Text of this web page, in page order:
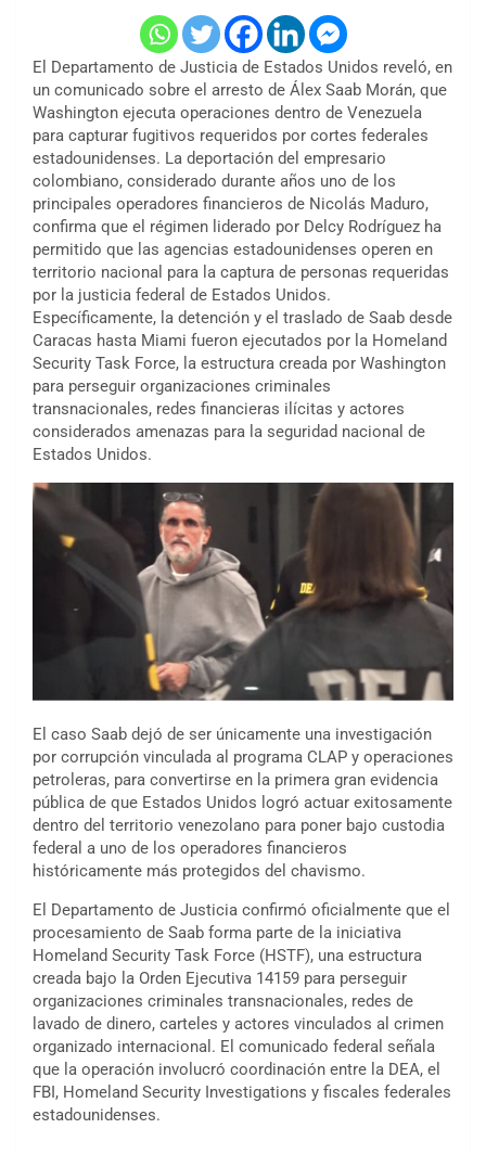
El Departamento de Justicia de Estados Unidos reveló, en
un comunicado sobre el arresto de Álex Saab Morán, que
Washington ejecuta operaciones dentro de Venezuela
para capturar fugitivos requeridos por cortes federales
estadounidenses. La deportación del empresario
colombiano, considerado durante años uno de los
principales operadores financieros de Nicolás Maduro,
confirma que el régimen liderado por Delcy Rodríguez ha
permitido que las agencias estadounidenses operen en
territorio nacional para la captura de personas requeridas
por la justicia federal de Estados Unidos.
Específicamente, la detención y el traslado de Saab desde
Caracas hasta Miami fueron ejecutados por la Homeland
Security Task Force, la estructura creada por Washington
para perseguir organizaciones criminales
transnacionales, redes financieras ilícitas y actores
considerados amenazas para la seguridad nacional de
Estados Unidos.
El caso Saab dejó de ser únicamente una investigación
por corrupción vinculada al programa CLAP y operaciones
petroleras, para convertirse en la primera gran evidencia
pública de que Estados Unidos logró actuar exitosamente
dentro del territorio venezolano para poner bajo custodia
federal a uno de los operadores financieros
históricamente más protegidos del chavismo.
El Departamento de Justicia confirmó oficialmente que el
procesamiento de Saab forma parte de la iniciativa
Homeland Security Task Force (HSTF), una estructura
creada bajo la Orden Ejecutiva 14159 para perseguir
organizaciones criminales transnacionales, redes de
lavado de dinero, carteles y actores vinculados al crimen
organizado internacional. El comunicado federal señala
que la operación involucró coordinación entre la DEA, el
FBI, Homeland Security Investigations y fiscales federales
estadounidenses.